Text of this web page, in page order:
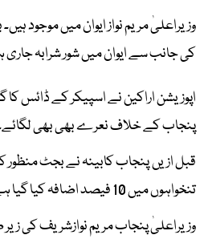
وزیراعلیٰ مریم نواز ایوان میں موجود
کی جانب سے ایوان میں شور شرابہ
اپوزیشن اراکین نے اسپیکر کے ڈائس کا
پنجاب کے خلاف نعرے بھی بھی
قبل ازیں پنجاب کابینہ نے بجٹ منظور
تنخواہوں میں 10 فیصد اضافہ کیا گیا ہے۔
وزیراعلیٰ پنجاب مریم نوازشریف کی